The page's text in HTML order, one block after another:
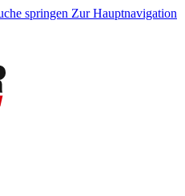
springen Zur Hauptnavigation